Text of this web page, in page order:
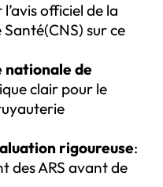
officiel de la
sur ce
nationale de
clair pour le
rigoureuse:
des ARS avant de